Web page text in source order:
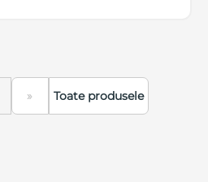
» Toate produsele